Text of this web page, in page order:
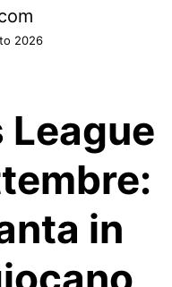
2026
League
in